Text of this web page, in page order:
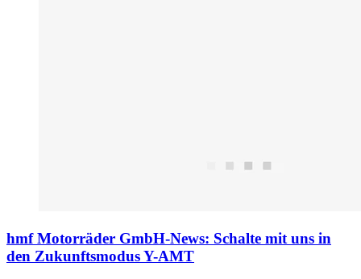
hmf Motorräder GmbH-News: Schalte mit uns in
den Zukunftsmodus Y-AMT